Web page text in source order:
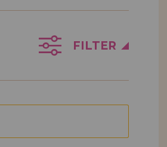
Sie unsere Produkte in
mit speziellen Rabatten für
FILTER